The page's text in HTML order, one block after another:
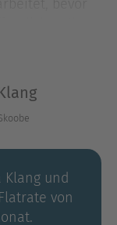
machte sie
einer
Klang und
von